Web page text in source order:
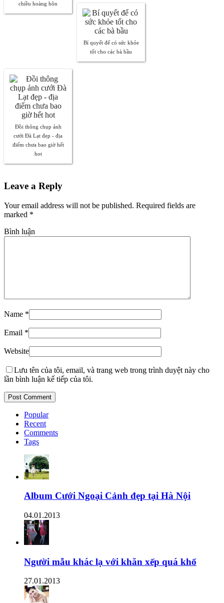
chiều hoàng hôn
Bí quyết để có sức khỏe
tốt cho các bà bầu
Đồi thông chụp ảnh
cưới Đà Lạt đẹp - địa
điểm chưa bao giờ hết
hot
Leave a Reply
Your email address will not be published. Required fields are
marked *
Bình luận
Name *
Email *
Website
Lưu tên của tôi, email, và trang web trong trình duyệt này cho
lần bình luận kế tiếp của tôi.
Popular
Recent
Comments
Tags
Album Cưới Ngoại Cảnh đẹp tại Hà Nội
04.01.2013
Người mẫu khác lạ với khăn xếp quá khổ
27.01.2013